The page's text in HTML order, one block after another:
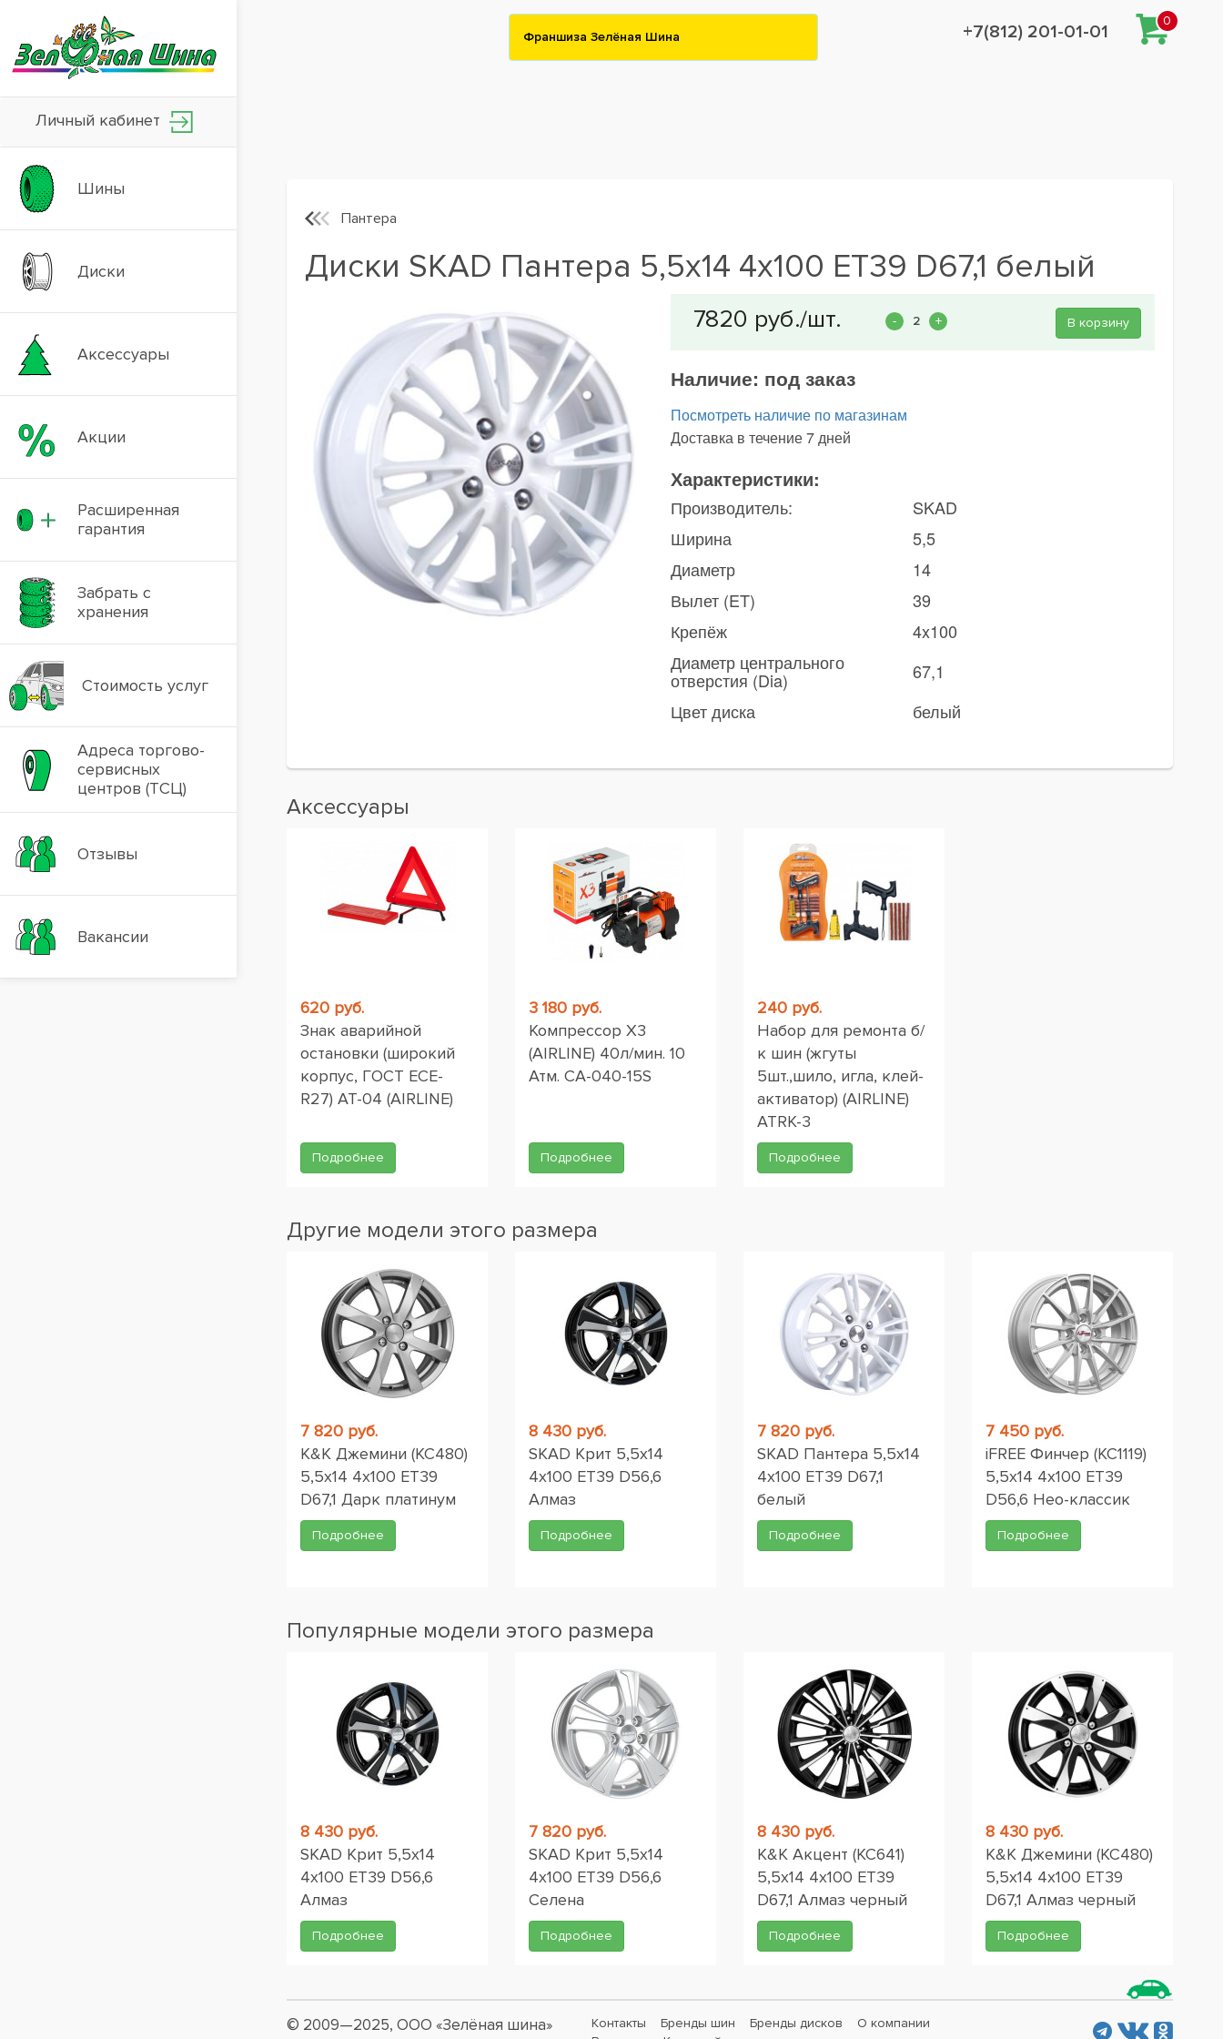
Личный кабинет
Шины
Диски
Аксессуары
Акции
Расширенная
гарантия
Забрать с
хранения
Стоимость услуг
Адреса торгово-
сервисных
центров (ТСЦ)
Отзывы
Вакансии
Франшиза Зелёная Шина +7(812) 201-01-01
0
Пантера
Диски SKAD Пантера 5,5x14 4x100 ET39 D67,1 белый
В корзину
Наличие: под заказ
Посмотреть наличие по магазинам
Доставка в течение 7 дней
Характеристики:
Производитель:
SKAD
Ширина
5,5
Диаметр
14
Вылет (ET)
39
Крепёж
4x100
Диаметр центрального
отверстия (Dia)
67,1
Цвет диска
белый
Аксессуары
620 руб.
Знак аварийной
остановки (широкий
корпус, ГОСТ ЕСЕ-
R27) AT-04 (AIRLINE)
Подробнее
3 180 руб.
Компрессор X3
(AIRLINE) 40л/мин. 10
Атм. CA-040-15S
Подробнее
240 руб.
Набор для ремонта б/
к шин (жгуты
5шт.,шило, игла, клей-
активатор) (AIRLINE)
ATRK-3
Подробнее
Другие модели этого размера
7 820 руб.
K&K Джемини (КС480)
5,5x14 4x100 ET39
D67,1 Дарк платинум
Подробнее
8 430 руб.
SKAD Крит 5,5x14
4x100 ET39 D56,6
Алмаз
Подробнее
7 820 руб.
SKAD Пантера 5,5x14
4x100 ET39 D67,1
белый
Подробнее
7 450 руб.
iFREE Финчер (КС1119)
5,5x14 4x100 ET39
D56,6 Нео-классик
Подробнее
Популярные модели этого размера
8 430 руб.
SKAD Крит 5,5x14
4x100 ET39 D56,6
Алмаз
Подробнее
7 820 руб.
SKAD Крит 5,5x14
4x100 ET39 D56,6
Селена
Подробнее
8 430 руб.
K&K Акцент (КС641)
5,5x14 4x100 ET39
D67,1 Алмаз черный
Подробнее
8 430 руб.
K&K Джемини (КС480)
5,5x14 4x100 ET39
D67,1 Алмаз черный
Подробнее
© 2009—2025, ООО «Зелёная шина» Контакты Бренды шин Бренды дисков
О компании